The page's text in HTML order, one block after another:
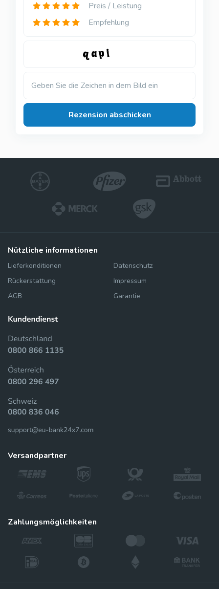
Preis / Leistung
Empfehlung
Geben Sie die Zeichen in dem Bild ein
Rezension abschicken
nützliche informationen
Lieferkonditionen
Rückerstattung
AGB
Datenschutz
Impressum
Garantie
versandpartner
zahlungsmöglichkeiten